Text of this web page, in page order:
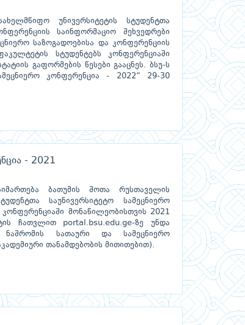
უნივერსიტეტის სტუდენტთა
საინფორმაციო შეხვედრები
საზოგადოებისა და კონფერენციის
სტუდენტებს კონფერენციაში
გაფორმების წესები გააცნეს. ბსუ-ს
კონფერენცია - 2022“ 29-30
- 2021
ბათუმის შოთა რუსთაველის
საუნივერსიტეტო სამეცნიერო
მონაწილეობისთვის 2021
ჩათვლით portal.bsu.edu.ge-ზე უნდა
ნაშრომის სათაური და სამეცნიერო
თანამდებობის მითითებით).